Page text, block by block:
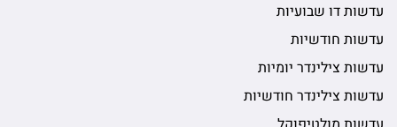
עדשות דו שבועיות
עדשות חודשיות
עדשות צילינדר יומיות
עדשות צילינדר חודשיות